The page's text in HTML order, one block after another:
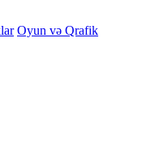
Oyun və Qrafik